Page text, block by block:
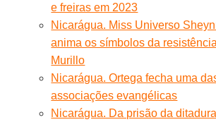
e freiras em 2023
Nicarágua. Miss Universo
anima os símbolos da
Murillo
Nicarágua. Ortega fecha uma
associações evangélicas
Nicarágua. Da prisão da